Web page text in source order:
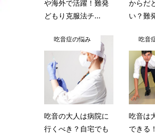
や海外で活躍！難発
どもり克服法チ...
からだ
い？難
吃音症の悩み
吃音の大人は病院に
行くべき？自宅でも
吃音
吃音は
できる